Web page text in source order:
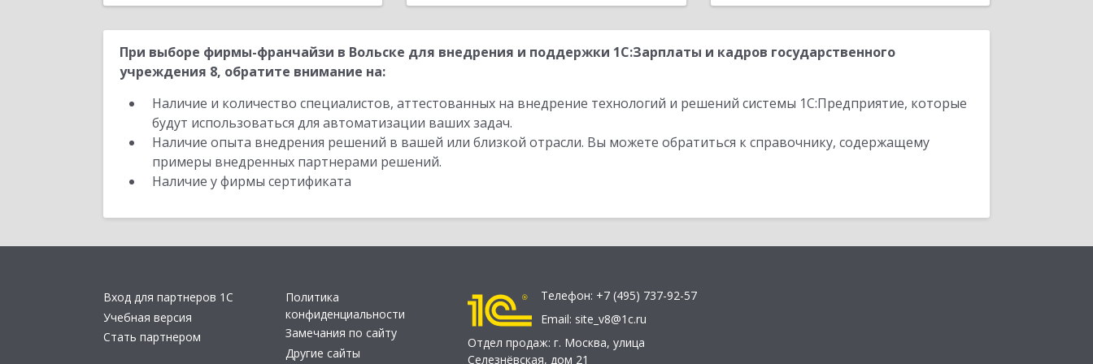
При выборе фирмы-франчайзи в Вольске для внедрения и поддержки 1С:Зарплаты и кадров государственного
учреждения 8, обратите внимание на:
Наличие и количество специалистов, аттестованных на внедрение технологий и решений системы 1С:Предприятие, которые
будут использоваться для автоматизации ваших задач.
Наличие опыта внедрения решений в вашей или близкой отрасли. Вы можете обратиться к справочнику, содержащему
примеры внедренных партнерами решений.
Наличие у фирмы сертификата
Вход для партнеров 1С
Учебная версия
Стать партнером
Политика
конфиденциальности
Замечания по сайту
Другие сайты
Телефон: +7 (495) 737-92-57
Email: site_v8@1c.ru
Отдел продаж: г. Москва, улица
Селезнёвская, дом 21